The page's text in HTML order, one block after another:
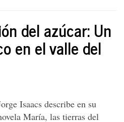
del azúcar: Un
en el valle del
Isaacs describe en su
María, las tierras del